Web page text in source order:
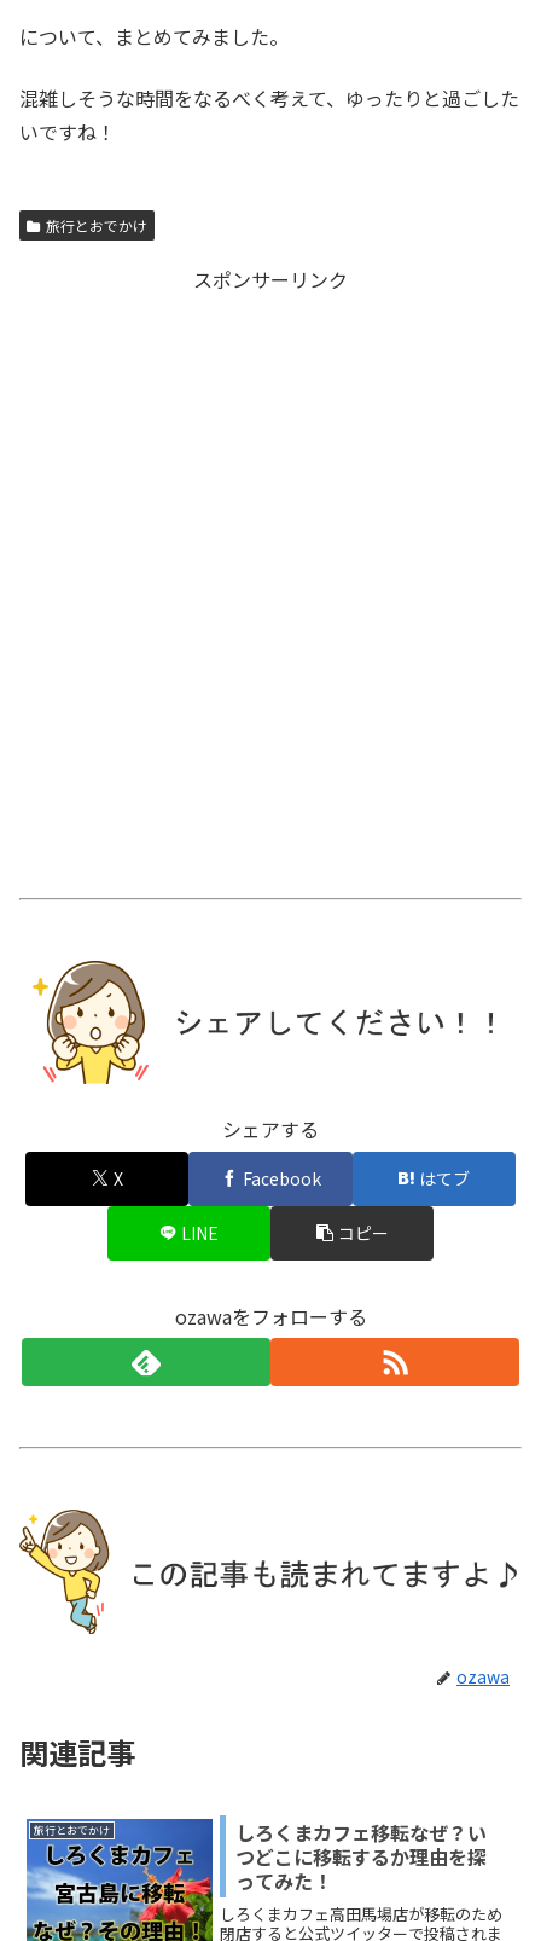
について、まとめてみました。
混雑しそうな時間をなるべく考えて、ゆったりと過ごした
いですね！
旅行とおでかけ
スポンサーリンク
シェアする
X Facebook はてブ
LINE コピー
ozawaをフォローする
ozawa
関連記事
旅行とおでかけ
しろくまカフェ移転なぜ？い
つどこに移転するか理由を探
ってみた！
しろくまカフェ高田馬場店が移転のため
閉店すると公式ツイッターで投稿されま